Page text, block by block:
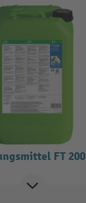
FT 200